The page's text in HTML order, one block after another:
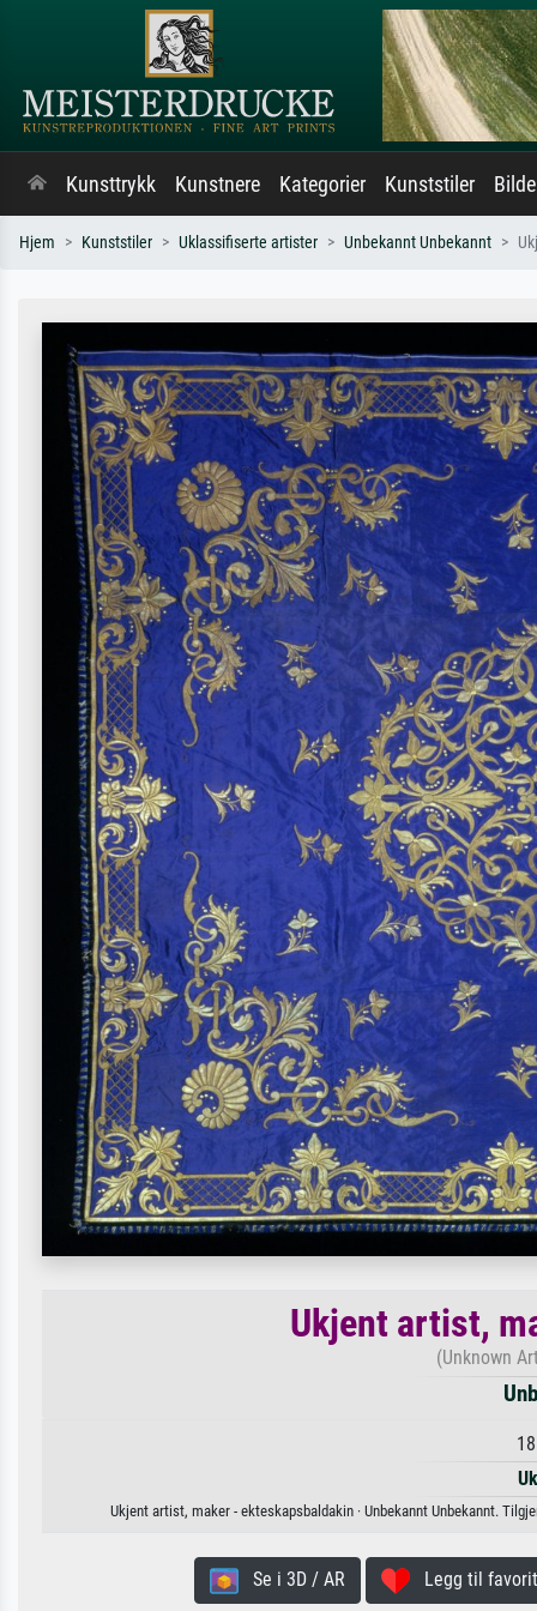
Kunsttrykk Kunstnere Kategorier Kunststiler
Hjem Kunststiler Uklassifiserte artister Unbekannt Unbekannt
Ukjent artist,
(Unknown
Ukjent artist, maker - ekteskapsbaldakin · Unbekannt Unbekannt.
Se i 3D / AR Legg til